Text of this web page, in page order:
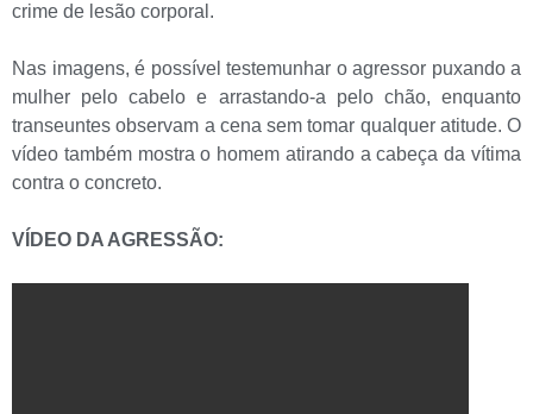
crime de lesão corporal.
Nas imagens, é possível testemunhar o agressor puxando a
mulher pelo cabelo e arrastando-a pelo chão, enquanto
transeuntes observam a cena sem tomar qualquer atitude. O
vídeo também mostra o homem atirando a cabeça da vítima
contra o concreto.
VÍDEO DA AGRESSÃO: